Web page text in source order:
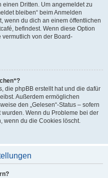
einen Dritten. Um angemeldet zu
bleiben“ beim Anmelden
wenn du dich an einem öffentlichen
befindest. Wenn diese Option
vermutlich von der Board-
die phpBB erstellt hat und die dafür
Außerdem ermöglichen
den „Gelesen“-Status – sofern
Wenn du Probleme bei der
wenn du die Cookies löscht.